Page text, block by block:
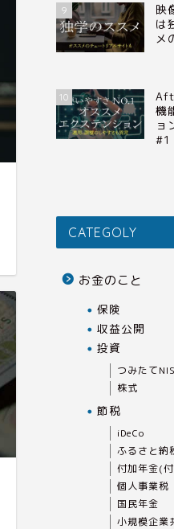
9
映
は
メ
10
機
ョ
#1
CATEGOLY
お金のこと
保険
収益公開
投資
つみたて
株式
節税
iDeCo
ふるさと納
付加年金(
個人事業税
国民年金
小規模企業